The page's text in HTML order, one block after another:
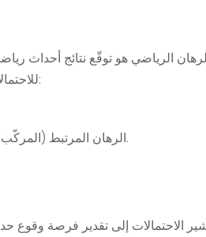
الرياضي هو توقّع نتائج أحداث
للاحتمالات الرياضية وإدارة الرهانات بطريقة حسابية. ينقسم الرهان عادة إلى نوعين رئيسيين:
الرهان المرتبط (المركّب): تجميع عدة رهانات في رهان واحد، مما يرفع نسب الربح لكنه يزيد من المخاطر.
الاحتمالات إلى تقدير فرصة وقوع